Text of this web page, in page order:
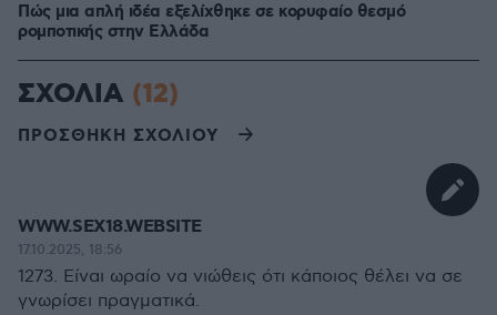
Πώς μια απλή ιδέα εξελίχθηκε σε κορυφαίο θεσμό
ρομποτικής στην Ελλάδα
ΣΧΟΛΙΑ (12)
ΠΡΟΣΘΗΚΗ ΣΧΟΛΙΟΥ
WWW.SEX18.WEBSITE
17.10.2025, 18:56
1273. Είναι ωραίο να νιώθεις ότι κάποιος θέλει να σε
γνωρίσει πραγματικά.